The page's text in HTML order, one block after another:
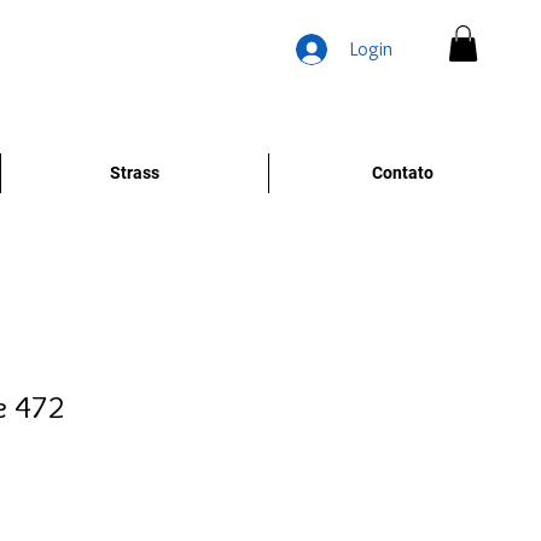
Login
Strass Contato
472